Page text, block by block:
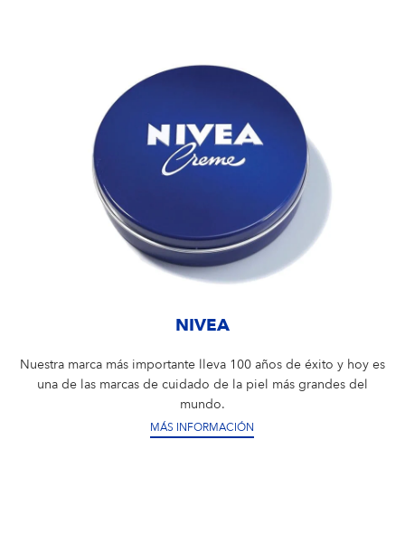
NIVEA
Nuestra marca más importante lleva 100 años de éxito y hoy es
una de las marcas de cuidado de la piel más grandes del
mundo.
MÁS INFORMACIÓN